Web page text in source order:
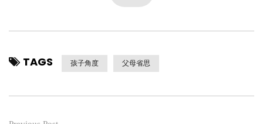
TAGS 孩子角度 父母省思